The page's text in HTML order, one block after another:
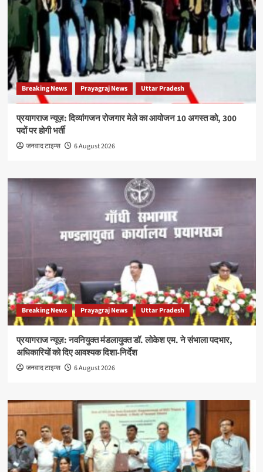
Breaking News Prayagraj News Uttar Pradesh
प्रयागराज न्यूज़: दिव्यांगजन रोजगार मेले का आयोजन 10 अगस्त को, 300
पदों पर होगी भर्ती
जनवाद टाइम्स 6 August 2026
Breaking News Prayagraj News Uttar Pradesh
प्रयागराज न्यूज़: नवनियुक्त मंडलायुक्त डॉ. लोकेश एम. ने संभाला पदभार,
अधिकारियों को दिए आवश्यक दिशा-निर्देश
जनवाद टाइम्स 6 August 2026